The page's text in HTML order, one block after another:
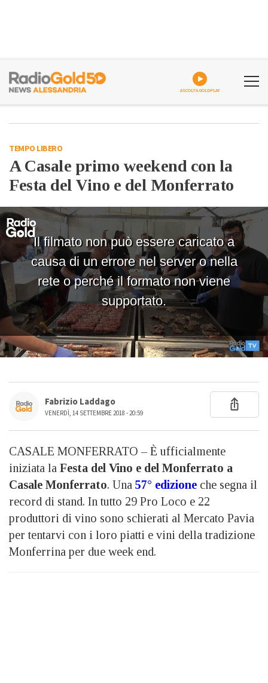
ASCOLTA GOLDPLAY
TEMPO LIBERO
A Casale primo weekend con la
Festa del Vino e del Monferrato
Fabrizio Laddago
VENERDÌ, 14 SETTEMBRE 2018 - 20:59
CASALE MONFERRATO – È ufficialmente
iniziata la Festa del Vino e del Monferrato a
Casale Monferrato. Una 57° edizione che segna il
record di stand. In tutto 29 Pro Loco e 22
produttori di vino sono schierati al Mercato Pavia
per tentarvi con i loro piatti e vini della tradizione
Monferrina per due week end.